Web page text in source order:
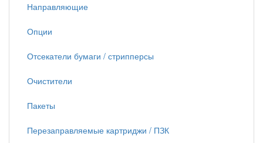
Направляющие
Опции
Отсекатели бумаги / стрипперсы
Очистители
Пакеты
Перезаправляемые картриджи / ПЗК